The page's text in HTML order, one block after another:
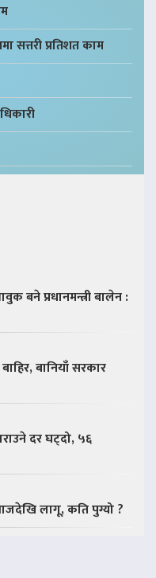
सत्तरी प्रतिशत काम
बने प्रधानमन्त्री बालेन :
बानियाँ सरकार
दर घट्दो, ५६
लागू, कति पुग्यो ?